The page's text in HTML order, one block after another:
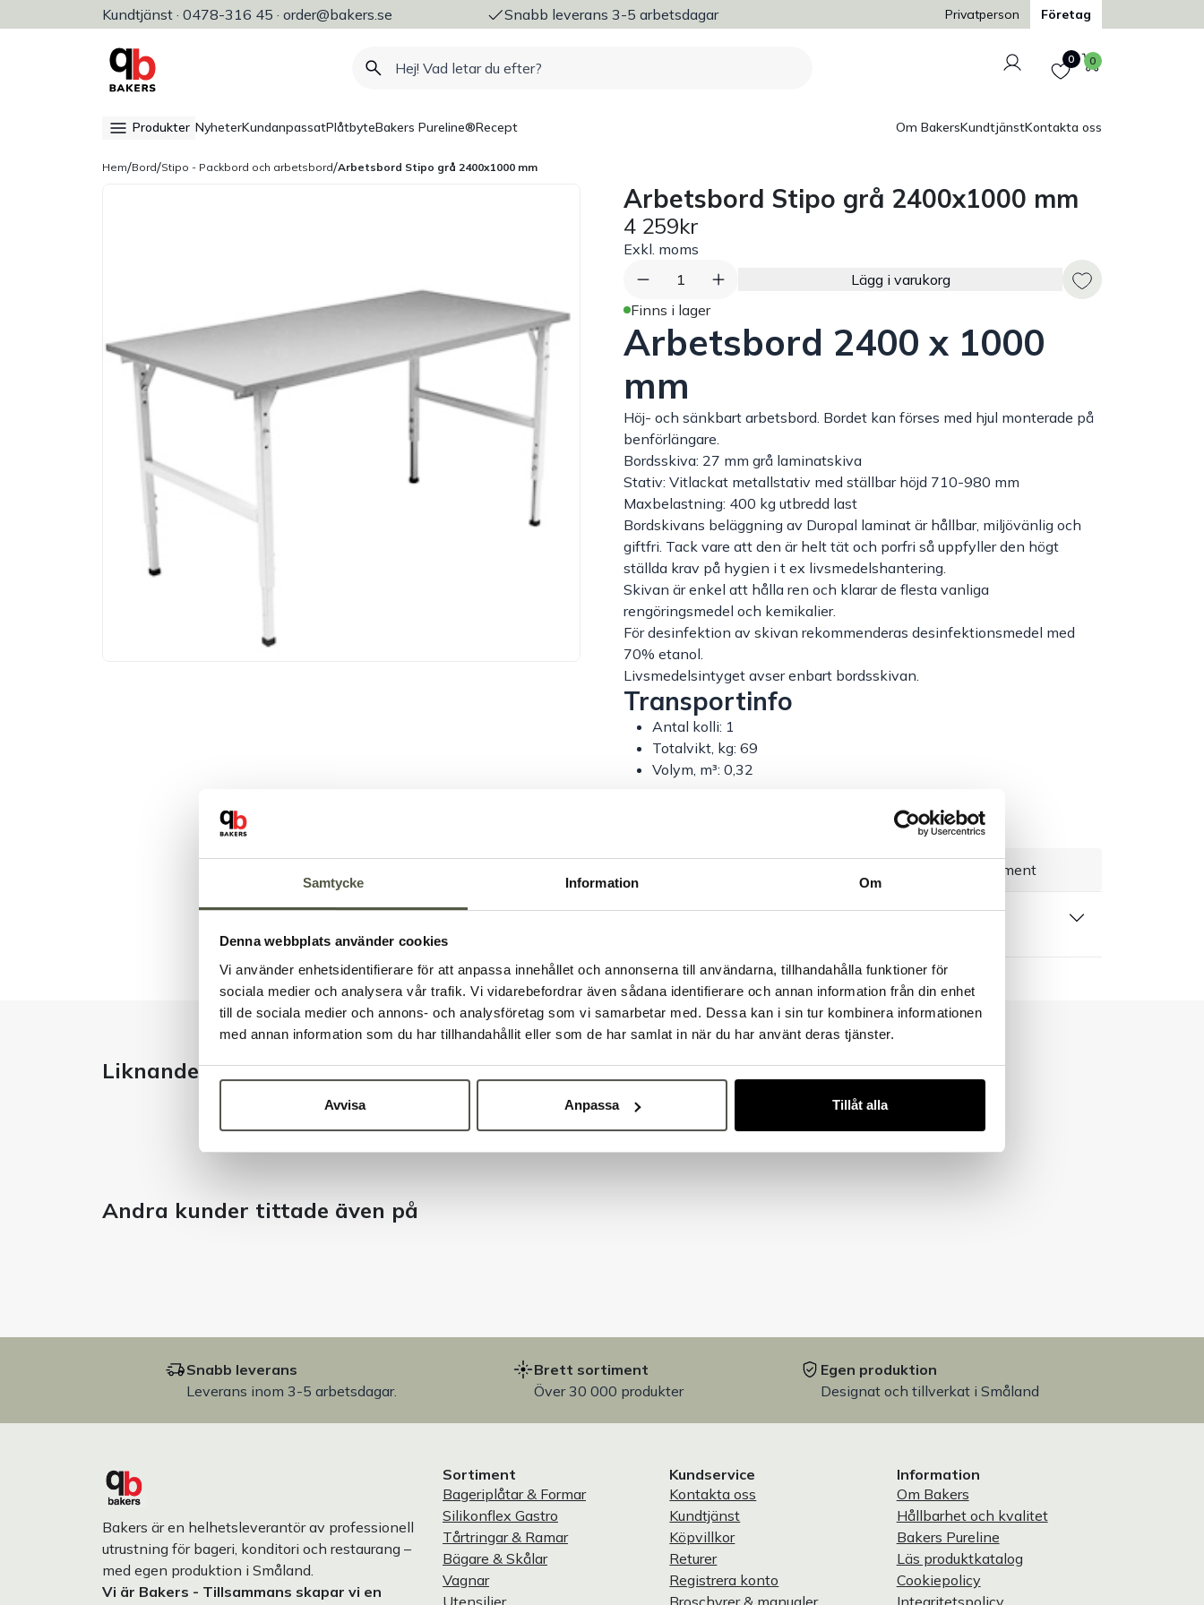
Samtycke Information Om
Denna webbplats använder cookies
Vi använder enhetsidentifierare för att anpassa innehållet och annonserna till användarna, tillhandahålla funktioner för
sociala medier och analysera vår trafik. Vi vidarebefordrar även sådana identifierare och annan information från din enhet
till de sociala medier och annons- och analysföretag som vi samarbetar med. Dessa kan i sin tur kombinera informationen
med annan information som du har tillhandahållit eller som de har samlat in när du har använt deras tjänster.
Avvisa Anpassa Tillåt alla
Kundtjänst · 0478-316 45 · order@bakers.se
Allt för bageri, konditori & restaurang Snabb leverans 3-5 arbetsdagar Trygg och säker betalning
Privatperson Företag
Logga in
Favoriter
0 Varukorg
0
Produkter NyheterKundanpassatPlåtbyteBakers Pureline®Recept Om BakersKundtjänstKontakta oss
Hem/Bord/Stipo - Packbord och arbetsbord/Arbetsbord Stipo grå 2400x1000 mm
Arbetsbord Stipo grå 2400x1000 mm
4 259kr
Exkl. moms
1
Lägg i varukorg
Finns i lager
Arbetsbord 2400 x 1000
mm
Höj- och sänkbart arbetsbord. Bordet kan förses med hjul monterade på
benförlängare.
Bordsskiva: 27 mm grå laminatskiva
Stativ: Vitlackat metallstativ med ställbar höjd 710-980 mm
Maxbelastning: 400 kg utbredd last
Bordskivans beläggning av Duropal laminat är hållbar, miljövänlig och
giftfri. Tack vare att den är helt tät och porfri så uppfyller den högt
ställda krav på hygien i t ex livsmedelshantering.
Skivan är enkel att hålla ren och klarar de flesta vanliga
rengöringsmedel och kemikalier.
För desinfektion av skivan rekommenderas desinfektionsmedel med
70% etanol.
Livsmedelsintyget avser enbart bordsskivan.
Transportinfo
Antal kolli: 1
Totalvikt, kg: 69
Volym, m³: 0,32
Brett sortiment
Liknande produkter
Andra kunder tittade även på
Snabb leverans
Leverans inom 3-5 arbetsdagar.
Brett sortiment
Över 30 000 produkter
Egen produktion
Designat och tillverkat i Småland
Bakers är en helhetsleverantör av professionell
utrustning för bageri, konditori och restaurang –
med egen produktion i Småland.
Vi är Bakers - Tillsammans skapar vi en
Sortiment
Bageriplåtar & Formar
Silikonflex Gastro
Tårtringar & Ramar
Bägare & Skålar
Vagnar
Utensilier
Kundservice
Kontakta oss
Kundtjänst
Köpvillkor
Returer
Registrera konto
Broschyrer & manualer
Information
Om Bakers
Hållbarhet och kvalitet
Bakers Pureline
Läs produktkatalog
Cookiepolicy
Integritetspolicy
Välkommen till Bakers!
Handlar du som företag eller privatperson?
Fortsätt som privatperson
Fortsätt som företag